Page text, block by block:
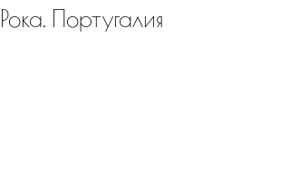
Рока. Португалия